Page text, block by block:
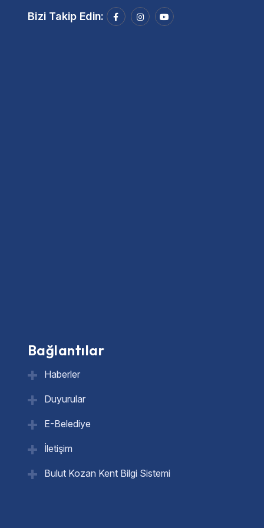
Bizi Takip Edin:
Bağlantılar
Haberler
Duyurular
E-Belediye
İletişim
Bulut Kozan Kent Bilgi Sistemi